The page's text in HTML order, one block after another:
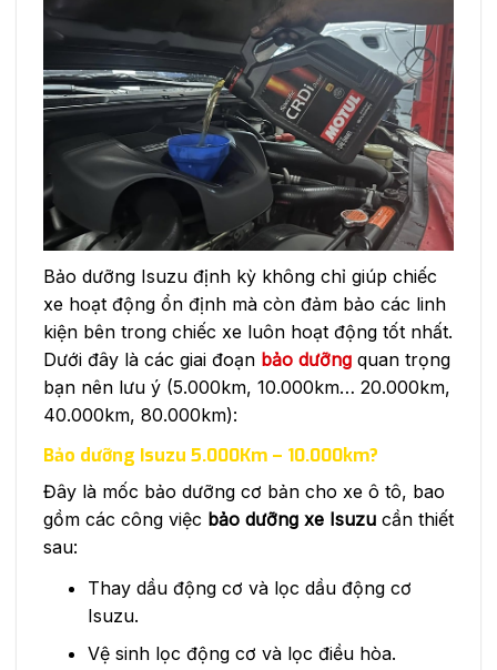
Bảo dưỡng Isuzu định kỳ không chỉ giúp chiếc
xe hoạt động ổn định mà còn đảm bảo các linh
kiện bên trong chiếc xe luôn hoạt động tốt nhất.
Dưới đây là các giai đoạn bảo dưỡng quan trọng
bạn nên lưu ý (5.000km, 10.000km… 20.000km,
40.000km, 80.000km):
Bảo dưỡng Isuzu 5.000Km – 10.000km?
Đây là mốc bảo dưỡng cơ bản cho xe ô tô, bao
gồm các công việc bảo dưỡng xe Isuzu cần thiết
sau:
Thay dầu động cơ và lọc dầu động cơ
Isuzu.
Vệ sinh lọc động cơ và lọc điều hòa.